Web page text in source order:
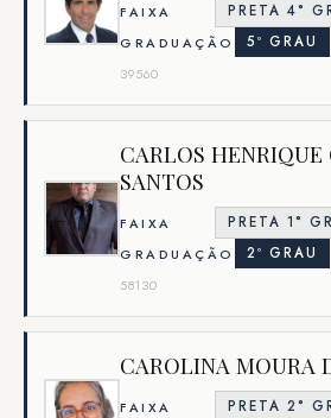
FAIXA
PRETA 4°
GRADUAÇÃO
5º GRAU
39560
CARLOS HENRIQUE
SANTOS
FAIXA
PRETA 1°
GRADUAÇÃO
2º GRAU
58130
CAROLINA MOURA
FAIXA
PRETA 2°